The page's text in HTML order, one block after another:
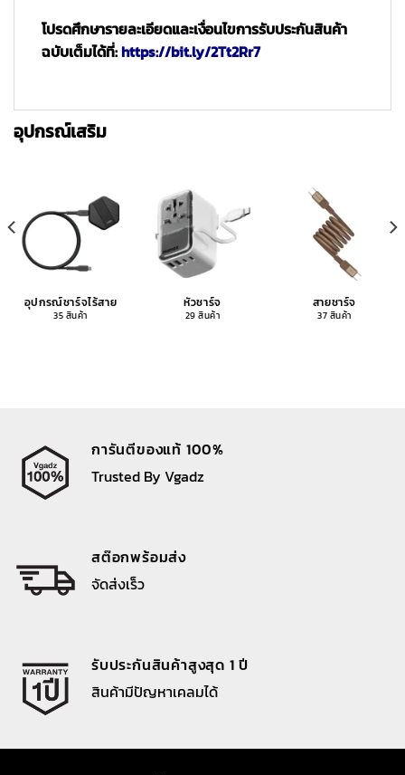
โปรดศึกษารายละเอียดและเงื่อนไขการรับประกันสินค้า
ฉบับเต็มได้ที่:https://bit.ly/2Tt2Rr7
อุปกรณ์เสริม
อุปกรณ์ชาร์จไร้สาย
35 สินค้า
หัวชาร์จ
29 สินค้า
สายชาร์จ
37 สินค้า
การันตีของแท้ 100%
Trusted By Vgadz
สต๊อกพร้อมส่ง
จัดส่งเร็ว
รับประกันสินค้าสูงสุด 1 ปี
สินค้ามีปัญหาเคลมได้